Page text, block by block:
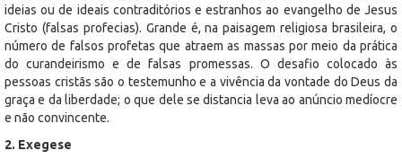
ideias ou de ideais contraditórios e estranhos ao evangelho de Jesus
Cristo (falsas profecias). Grande é, na paisagem religiosa brasileira, o
número de falsos profetas que atraem as massas por meio da prática
do curandeirismo e de falsas promessas. O desafio colocado às
pessoas cristãs são o testemunho e a vivência da vontade do Deus da
graça e da liberdade; o que dele se distancia leva ao anúncio medíocre
e não convincente.
2. Exegese